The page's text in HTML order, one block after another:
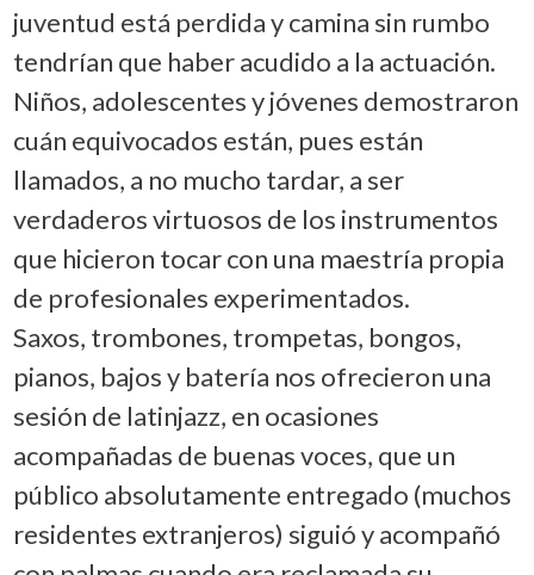
juventud está perdida y camina sin rumbo
tendrían que haber acudido a la actuación.
Niños, adolescentes y jóvenes demostraron
cuán equivocados están, pues están
llamados, a no mucho tardar, a ser
verdaderos virtuosos de los instrumentos
que hicieron tocar con una maestría propia
de profesionales experimentados.
Saxos, trombones, trompetas, bongos,
pianos, bajos y batería nos ofrecieron una
sesión de latinjazz, en ocasiones
acompañadas de buenas voces, que un
público absolutamente entregado (muchos
residentes extranjeros) siguió y acompañó